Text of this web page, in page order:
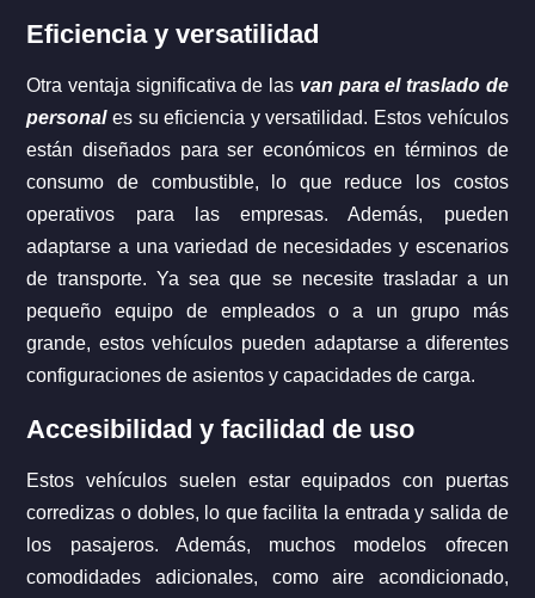
Eficiencia y versatilidad
Otra ventaja significativa de las van para el traslado de
personal es su eficiencia y versatilidad. Estos vehículos
están diseñados para ser económicos en términos de
consumo de combustible, lo que reduce los costos
operativos para las empresas. Además, pueden
adaptarse a una variedad de necesidades y escenarios
de transporte. Ya sea que se necesite trasladar a un
pequeño equipo de empleados o a un grupo más
grande, estos vehículos pueden adaptarse a diferentes
configuraciones de asientos y capacidades de carga.
Accesibilidad y facilidad de uso
Estos vehículos suelen estar equipados con puertas
corredizas o dobles, lo que facilita la entrada y salida de
los pasajeros. Además, muchos modelos ofrecen
comodidades adicionales, como aire acondicionado,